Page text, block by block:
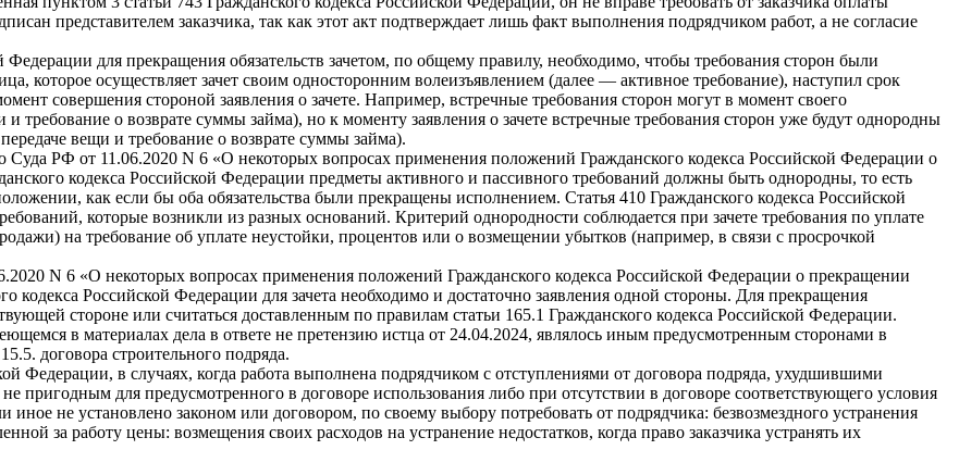
представителем заказчика, так как этот акт подтверждает лишь факт выполнения подрядчиком работ, а не согласие
Федерации для прекращения обязательств зачетом, по общему правилу, необходимо, чтобы требования сторон были
осуществляет зачет своим односторонним волеизъявлением (далее — активное требование), наступил срок
совершения стороной заявления о зачете. Например, встречные требования сторон могут в момент своего
требование о возврате суммы займа), но к моменту заявления о зачете встречные требования сторон уже будут однородны
вещи и требование о возврате суммы займа).
РФ от 11.06.2020 N 6 «О некоторых вопросах применения положений Гражданского кодекса Российской Федерации о
кодекса Российской Федерации предметы активного и пассивного требований должны быть однородны, то есть
как если бы оба обязательства были прекращены исполнением. Статья 410 Гражданского кодекса Российской
которые возникли из разных оснований. Критерий однородности соблюдается при зачете требования по уплате
на требование об уплате неустойки, процентов или о возмещении убытков (например, в связи с просрочкой
N 6 «О некоторых вопросах применения положений Гражданского кодекса Российской Федерации о прекращении
кодекса Российской Федерации для зачета необходимо и достаточно заявления одной стороны. Для прекращения
стороне или считаться доставленным по правилам статьи 165.1 Гражданского кодекса Российской Федерации.
в материалах дела в ответе не претензию истца от 24.04.2024, являлось иным предусмотренным сторонами в
договора строительного подряда.
Федерации, в случаях, когда работа выполнена подрядчиком с отступлениями от договора подряда, ухудшившими
пригодным для предусмотренного в договоре использования либо при отсутствии в договоре соответствующего условия
иное не установлено законом или договором, по своему выбору потребовать от подрядчика: безвозмездного устранения
за работу цены: возмещения своих расходов на устранение недостатков, когда право заказчика устранять их